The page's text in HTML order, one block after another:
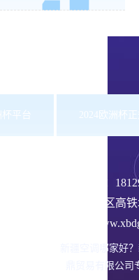
平台 2024欧洲杯
沙依巴克区高
网址：
新疆空调哪家好
鼎贸易有限公